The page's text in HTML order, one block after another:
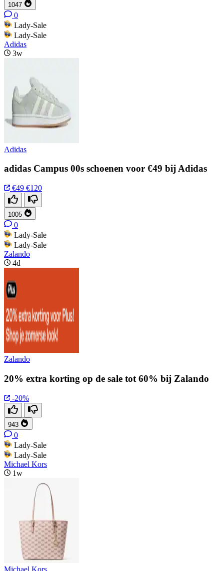
1047
0
Lady-Sale
Lady-Sale
Adidas
3w
Adidas
adidas Campus 00s schoenen voor €49 bij Adidas
€49 €120
1005
0
Lady-Sale
Lady-Sale
Zalando
4d
Zalando
20% extra korting op de sale tot 60% bij Zalando
-20%
943
0
Lady-Sale
Lady-Sale
Michael Kors
1w
Michael Kors